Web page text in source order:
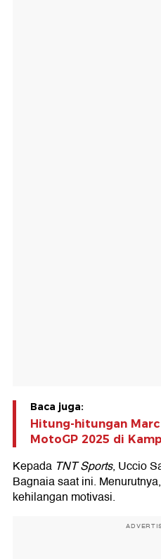
Baca juga:
Hitung-hitungan
MotoGP 2025 di
Kepada TNT Sports, Uccio
Bagnaia saat ini.
kehilangan motivasi.